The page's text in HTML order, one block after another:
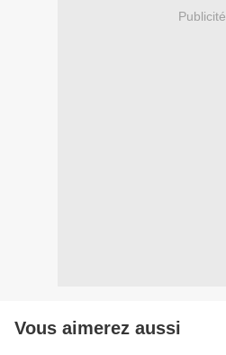
Publicité
Vous aimerez aussi